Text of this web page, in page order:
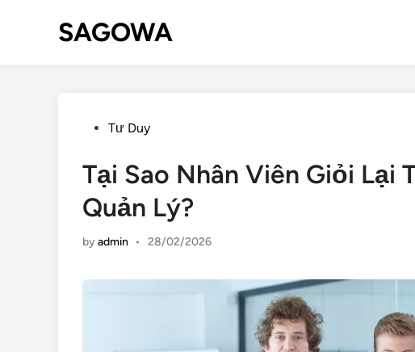
SAGOWA
Tư Duy
Tại Sao Nhân Viên Giỏi Lại
Quản Lý?
byadmin • 28/02/2026